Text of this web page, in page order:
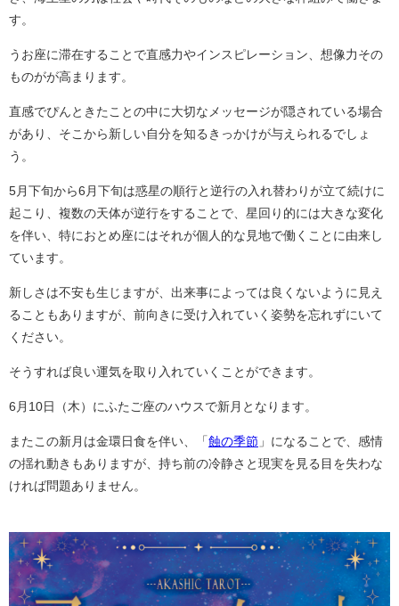
す。
うお座に滞在することで直感力やインスピレーション、想像力その
ものがが高まります。
直感でぴんときたことの中に大切なメッセージが隠されている場合
があり、そこから新しい自分を知るきっかけが与えられるでしょ
う。
5月下旬から6月下旬は惑星の順行と逆行の入れ替わりが立て続けに
起こり、複数の天体が逆行をすることで、星回り的には大きな変化
を伴い、特におとめ座にはそれが個人的な見地で働くことに由来し
ています。
新しさは不安も生じますが、出来事によっては良くないように見え
ることもありますが、前向きに受け入れていく姿勢を忘れずにいて
ください。
そうすれば良い運気を取り入れていくことができます。
6月10日（木）にふたご座のハウスで新月となります。
またこの新月は金環日食を伴い、「蝕の季節 」になることで、感情
の揺れ動きもありますが、持ち前の冷静さと現実を見る目を失わな
ければ問題ありません。